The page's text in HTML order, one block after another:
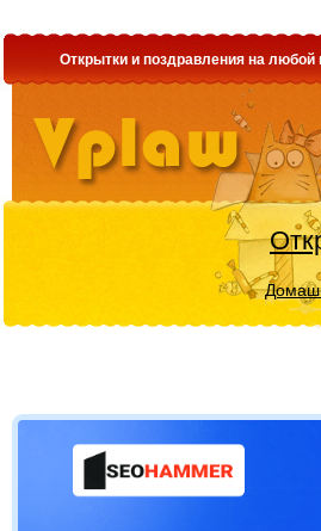
Открытки и поздравления на любой